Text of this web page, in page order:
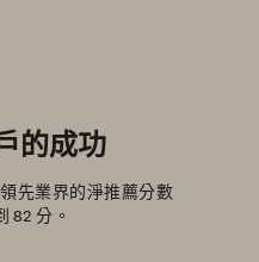
的成功
先業界的淨推薦分數
82 分。